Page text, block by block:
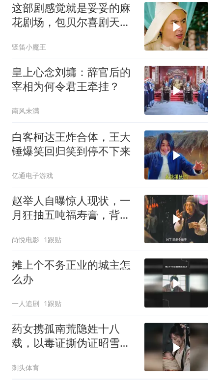
这部剧感觉就是妥妥的麻
花剧场，包贝尔喜剧天赋
竖笛小魔王
皇上心念刘墉：辞官后的
宰相为何令君王牵挂？
南风未满
白客柯达王炸合体，王大
锤爆笑回归笑到停不下来
亿通电子游戏
赵举人自曝惊人现状，一
月狂抽五吨福寿膏，背后
尚悦电影 1跟贴
摊上个不务正业的城主怎
么办
一人追剧 1跟贴
药女携孤南荒隐姓十八
载，以毒证撕伪证昭雪将
刺头体育